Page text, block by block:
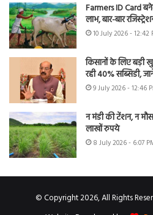
Farmers ID Card
लाभ, बार-बार
10 July 2026 - 12:42
किसानों के लिए बड़ी
रही 40% सब्सिडी,
9 July 2026 - 12:46
न मंडी की टेंशन, न
लाखों रुपये
8 July 2026 - 6:07
© Copyright 2026, All Rights